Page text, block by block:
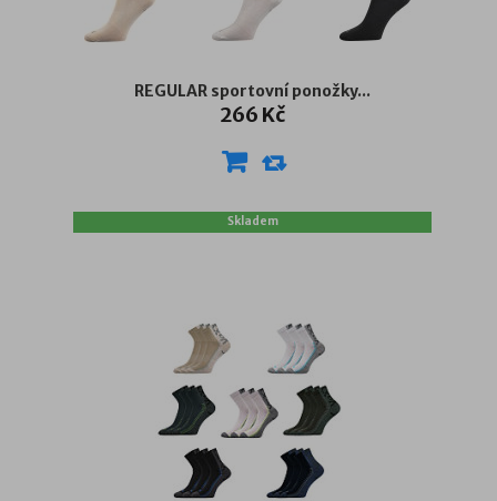
REGULAR sportovní ponožky...
266 Kč
Skladem